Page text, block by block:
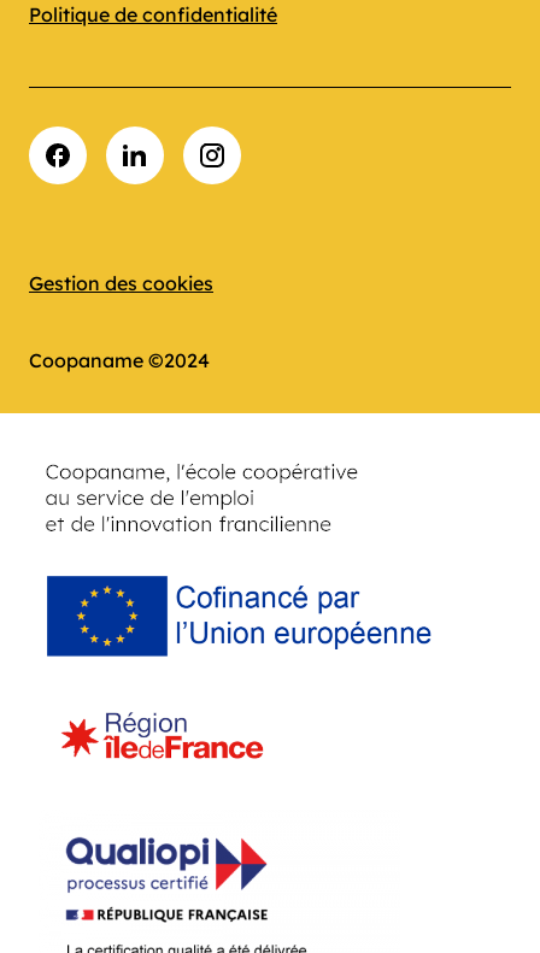
Politique de confidentialité
Gestion des cookies
Coopaname ©2024